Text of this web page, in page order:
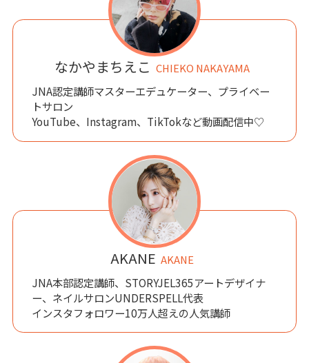
なかやまちえこ CHIEKO NAKAYAMA
JNA認定講師マスターエデュケーター、プライベー
トサロン
YouTube、Instagram、TikTokなど動画配信中♡
AKANE AKANE
JNA本部認定講師、STORYJEL365アートデザイナ
ー、ネイルサロンUNDERSPELL代表
インスタフォロワー10万人超えの人気講師